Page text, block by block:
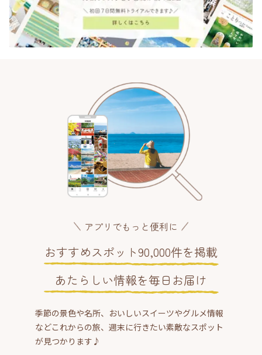
アプリでもっと便利に
おすすめスポット90,000件を掲載
あたらしい情報を毎日お届け
季節の景色や名所、おいしいスイーツやグルメ情報
などこれからの旅、週末に行きたい素敵なスポット
が見つかります♪